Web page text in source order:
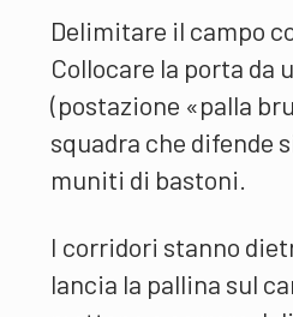
Delimitare il campo
Collocare la porta da
(postazione «palla
squadra che difende
muniti di bastoni.
I corridori stanno
lancia la pallina sul